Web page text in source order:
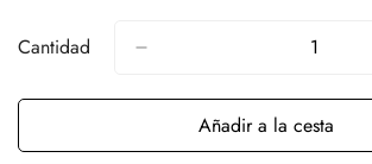
Cantidad
Añadir a la cesta